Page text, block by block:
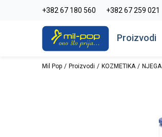
+382 67 180 560 +382 67 259 021
La Plage peškiri do -30% Pogledaj više
Proizvodi
Mil Pop Proizvodi KOZMETIKA